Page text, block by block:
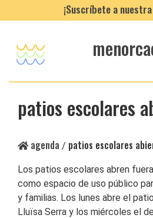
¡Suscríbete a
patios escolares
agenda / patios escolares
Los patios escolares abren
como espacio de uso público
y familias. Los lunes abre el
Lluïsa Serra y los miércoles el